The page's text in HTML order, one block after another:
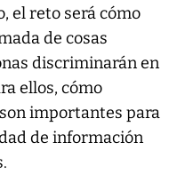
el reto será cómo
de cosas
discriminarán en
ellos, cómo
importantes para
de información